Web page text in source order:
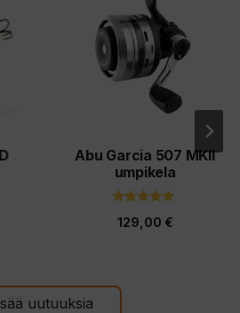
Abu Garcia 507 MKII
umpikela
5:stä
129,00€
uutuuksia